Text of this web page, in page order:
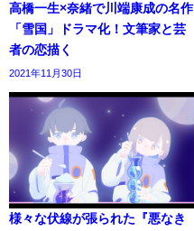
高橋一生×奈緒で川端康成の名作
「雪国」ドラマ化！文筆家と芸
者の恋描く
2021年11月30日
様々な伏線が張られた『悪なき